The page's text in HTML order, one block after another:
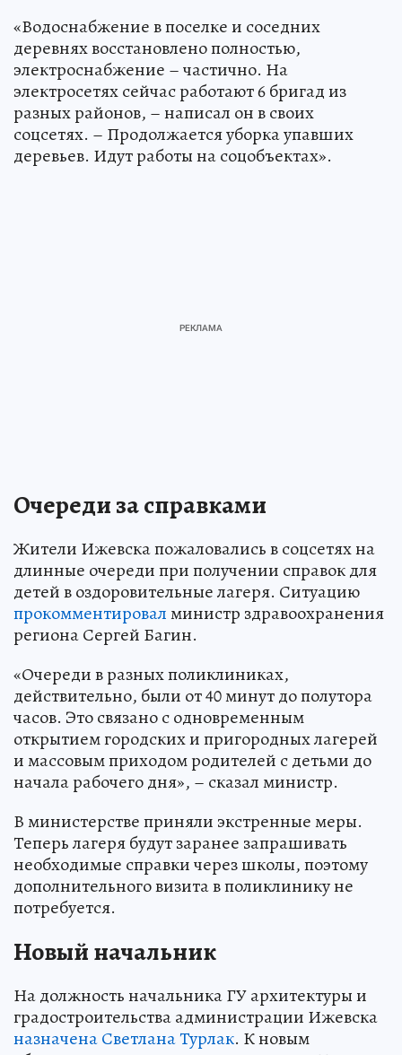
«Водоснабжение в поселке и соседних
деревнях восстановлено полностью,
электроснабжение – частично. На
электросетях сейчас работают 6 бригад из
разных районов, – написал он в своих
соцсетях. – Продолжается уборка упавших
деревьев. Идут работы на соцобъектах».
Очереди за справками
Жители Ижевска пожаловались в соцсетях на
длинные очереди при получении справок для
детей в оздоровительные лагеря. Ситуацию
прокомментировалминистр здравоохранения
региона Сергей Багин.
«Очереди в разных поликлиниках,
действительно, были от 40 минут до полутора
часов. Это связано с одновременным
открытием городских и пригородных лагерей
и массовым приходом родителей с детьми до
начала рабочего дня», – сказал министр.
В министерстве приняли экстренные меры.
Теперь лагеря будут заранее запрашивать
необходимые справки через школы, поэтому
дополнительного визита в поликлинику не
потребуется.
Новый начальник
На должность начальника ГУ архитектуры и
градостроительства администрации Ижевска
назначена Светлана Турлак. К новым